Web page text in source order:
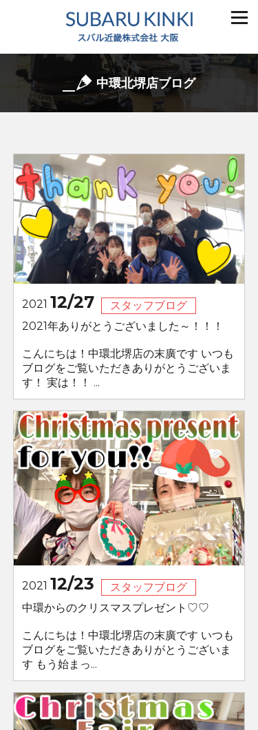
中環北堺店ブログ
2021 12/27
スタッフブログ
2021年ありがとうございました～！！！
こんにちは！中環北堺店の末廣です いつも
ブログをご覧いただきありがとうございま
す！ 実は！！ ...
2021 12/23
スタッフブログ
中環からのクリスマスプレゼント♡♡
こんにちは！中環北堺店の末廣です いつも
ブログをご覧いただきありがとうございま
す もう始まっ...